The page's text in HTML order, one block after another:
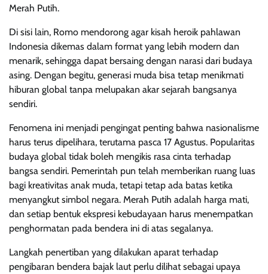
Merah Putih.
Di sisi lain, Romo mendorong agar kisah heroik pahlawan
Indonesia dikemas dalam format yang lebih modern dan
menarik, sehingga dapat bersaing dengan narasi dari budaya
asing. Dengan begitu, generasi muda bisa tetap menikmati
hiburan global tanpa melupakan akar sejarah bangsanya
sendiri.
Fenomena ini menjadi pengingat penting bahwa nasionalisme
harus terus dipelihara, terutama pasca 17 Agustus. Popularitas
budaya global tidak boleh mengikis rasa cinta terhadap
bangsa sendiri. Pemerintah pun telah memberikan ruang luas
bagi kreativitas anak muda, tetapi tetap ada batas ketika
menyangkut simbol negara. Merah Putih adalah harga mati,
dan setiap bentuk ekspresi kebudayaan harus menempatkan
penghormatan pada bendera ini di atas segalanya.
Langkah penertiban yang dilakukan aparat terhadap
pengibaran bendera bajak laut perlu dilihat sebagai upaya